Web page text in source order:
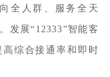
全人群、服务全天
发展“12333”智能客
综合接通率和即时